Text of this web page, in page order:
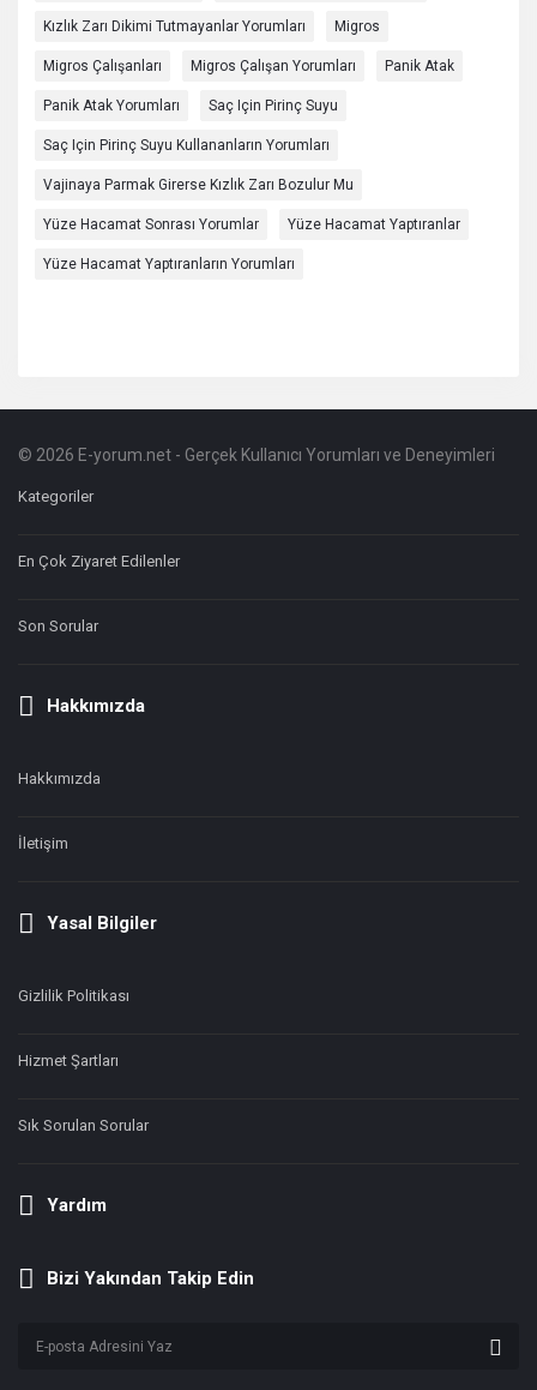
Kızlık Zarı Dikimi Tutmayanlar Yorumları Migros
Migros Çalışanları Migros Çalışan Yorumları Panik Atak
Panik Atak Yorumları Saç Için Pirinç Suyu
Saç Için Pirinç Suyu Kullananların Yorumları
Vajinaya Parmak Girerse Kızlık Zarı Bozulur Mu
Yüze Hacamat Sonrası Yorumlar Yüze Hacamat Yaptıranlar
Yüze Hacamat Yaptıranların Yorumları
Footer
Hakkında
© 2026 E-yorum.net - Gerçek Kullanıcı Yorumları ve Deneyimleri
Kategoriler
En Çok Ziyaret Edilenler
Son Sorular
Hakkımızda
Hakkımızda
İletişim
Yasal Bilgiler
Gizlilik Politikası
Hizmet Şartları
Sık Sorulan Sorular
Yardım
Bizi Yakından Takip Edin